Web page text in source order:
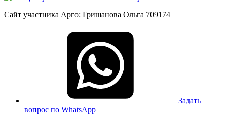
Сайт участника Арго: Гришанова Ольга 709174
Задать
вопрос по WhatsApp